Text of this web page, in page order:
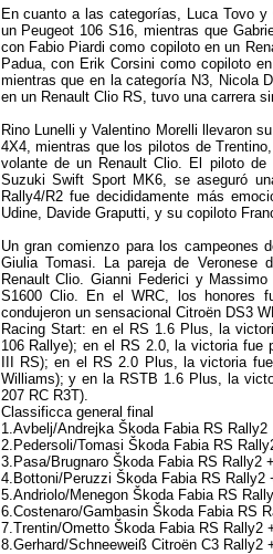
En cuanto a las categorías, Luca Tovo
un Peugeot 106 S16, mientras que
con Fabio Piardi como copiloto en un
Padua, con Erik Corsini como copiloto
mientras que en la categoría N3, Nicola
en un Renault Clio RS, tuvo una carrera
Rino Lunelli y Valentino Morelli llevaron
4X4, mientras que los pilotos de
volante de un Renault Clio. El piloto
Suzuki Swift Sport MK6, se aseguró
Rally4/R2 fue decididamente más
Udine, Davide Graputti, y su copiloto
Un gran comienzo para los campeones
Giulia Tomasi. La pareja de Veronese
Renault Clio. Gianni Federici y
S1600 Clio. En el WRC, los honores
condujeron un sensacional Citroën DS3
Racing Start: en el RS 1.6 Plus, la
106 Rallye); en el RS 2.0, la victoria fue
III RS); en el RS 2.0 Plus, la victoria
Williams); y en la RSTB 1.6 Plus, la
207 RC R3T).
Classificca general final
1.Avbelj/Andrejka Škoda Fabia RS Rally2
2.Pedersoli/Tomasi Škoda Fabia RS
3.Pasa/Brugnaro Škoda Fabia RS Rally2
4.Bottoni/Peruzzi Škoda Fabia RS Rally2
5.Andriolo/Menegon Škoda Fabia RS
6.Costenaro/Gambasin Škoda Fabia RS
7.Trentin/Ometto Škoda Fabia RS Rally2
8.Gerhard/Schneeweiß Citroën C3 Rally2